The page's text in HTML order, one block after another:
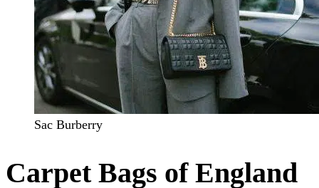
Sac Burberry
Carpet Bags of England